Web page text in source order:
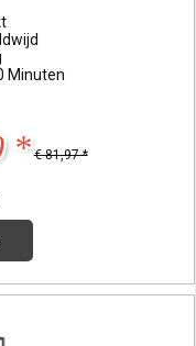
Minuten
* € 81,97 *